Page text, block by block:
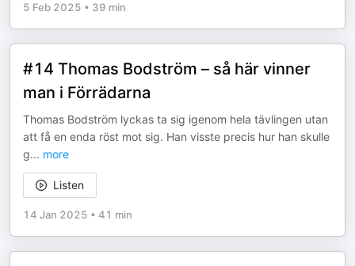
5 Feb 2025 • 39 min
#14 Thomas Bodström – så här vinner
man i Förrädarna
Thomas Bodström lyckas ta sig igenom hela tävlingen utan
att få en enda röst mot sig. Han visste precis hur han skulle
g... more
Listen
14 Jan 2025 • 41 min